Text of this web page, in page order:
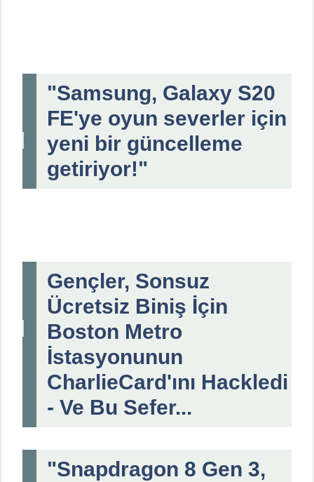
"Samsung, Galaxy S20
FE'ye oyun severler için
yeni bir güncelleme
getiriyor!"
Gençler, Sonsuz
Ücretsiz Biniş İçin
Boston Metro
İstasyonunun
CharlieCard'ını Hackledi
- Ve Bu Sefer...
"Snapdragon 8 Gen 3,